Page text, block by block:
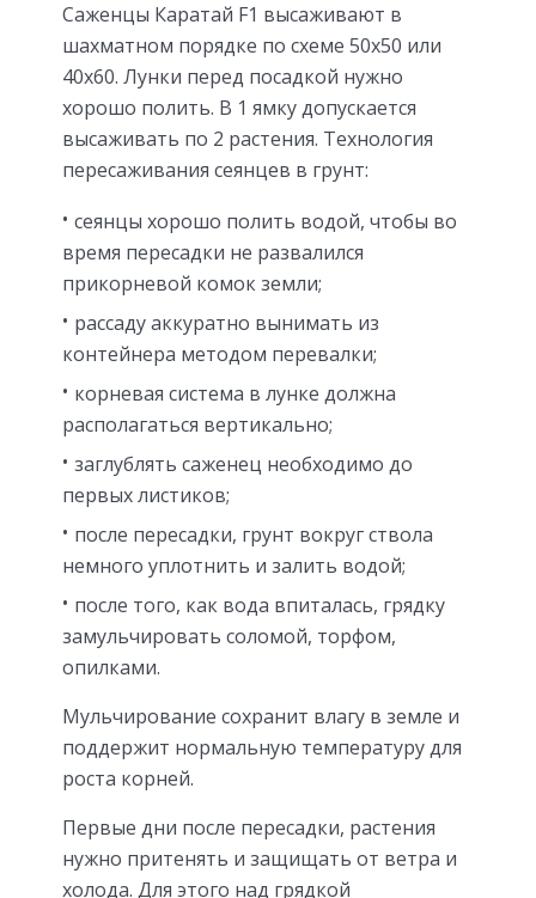
Саженцы Каратай F1 высаживают в
шахматном порядке по схеме 50х50 или
40х60. Лунки перед посадкой нужно
хорошо полить. В 1 ямку допускается
высаживать по 2 растения. Технология
пересаживания сеянцев в грунт:
сеянцы хорошо полить водой, чтобы во
время пересадки не развалился
прикорневой комок земли;
рассаду аккуратно вынимать из
контейнера методом перевалки;
корневая система в лунке должна
располагаться вертикально;
заглублять саженец необходимо до
первых листиков;
после пересадки, грунт вокруг ствола
немного уплотнить и залить водой;
после того, как вода впиталась, грядку
замульчировать соломой, торфом,
опилками.
Мульчирование сохранит влагу в земле и
поддержит нормальную температуру для
роста корней.
Первые дни после пересадки, растения
нужно притенять и защищать от ветра и
холода. Для этого над грядкой